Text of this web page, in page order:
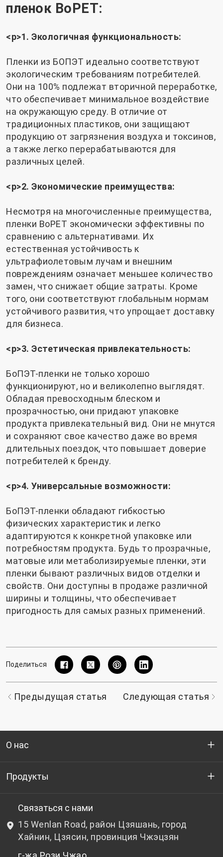
пленок BoPET:
<р>1. Экологичная функциональность:
Пленки из БОПЭТ идеально соответствуют
экологическим требованиям потребителей.
Они на 100% подлежат вторичной переработке,
что обеспечивает минимальное воздействие
на окружающую среду. В отличие от
традиционных пластиков, они защищают
продукцию от загрязнения воздуха и токсинов,
а также легко перерабатываются для
различных целей.
<р>2. Экономические преимущества:
Несмотря на многочисленные преимущества,
пленки BoPET экономически эффективны по
сравнению с альтернативами. Их
естественная устойчивость к
ультрафиолетовым лучам и внешним
повреждениям означает меньшее количество
замен, что снижает общие затраты. Кроме
того, они соответствуют глобальным нормам
устойчивого развития, что упрощает доставку
для бизнеса.
<р>3. Эстетическая привлекательность:
БоПЭТ-пленки не только хорошо
функционируют, но и великолепно выглядят.
Обладая превосходным блеском и
прозрачностью, они придают упаковке
продукта привлекательный вид. Они не мнутся
и сохраняют свое качество даже во время
длительных поездок, что повышает доверие
потребителей к бренду.
<р>4. Универсальные возможности:
БоПЭТ-пленки обладают гибкостью
физических характеристик и легко
адаптируются к конкретной упаковке или
потребностям продукта. Будь то прозрачные,
матовые или метаболизируемые пленки, эти
пленки бывают различных видов отделки и
свойств. Они доступны в продаже различной
ширины и толщины, что обеспечивает
пригодность для самых разных применений.
Поделиться
Предыдущая статья Следующая статья
О нас
Кто мы
НИОКР
Новости и события
Продукты
Бутылочный ПЭТ-гранулят
Небутылочный ПЭТ-гранулят
Связаться с нами
15 Wenlan Road, район Цзяшань, город
Хайнин, Цзясин, провинция Чжэцзян